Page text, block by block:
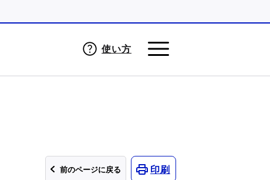
使い方
前のページに戻る 印刷